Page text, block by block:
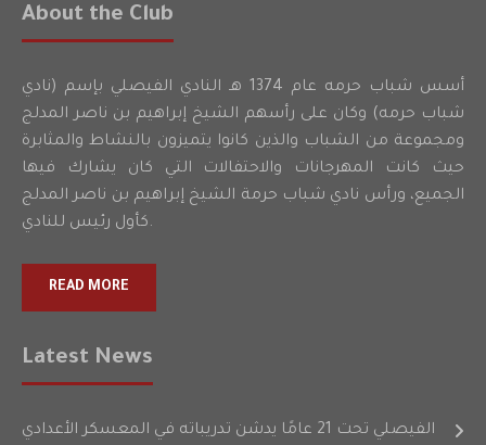
About the Club
أسس شباب حرمه عام 1374 هـ النادي الفيصلي بإسم (نادي
شباب حرمه) وكان على رأسهم الشيخ إبراهيم بن ناصر المدلج
ومجموعة من الشباب والذين كانوا يتميزون بالنشاط والمثابرة
حيث كانت المهرجانات والاحتفالات التي كان يشارك فيها
الجميع، ورأس نادي شباب حرمة الشيخ إبراهيم بن ناصر المدلج
كأول رئيس للنادي.
READ MORE
Latest News
الفيصلي تحت 21 عامًا يدشن تدريباته في المعسكر الأعدادي